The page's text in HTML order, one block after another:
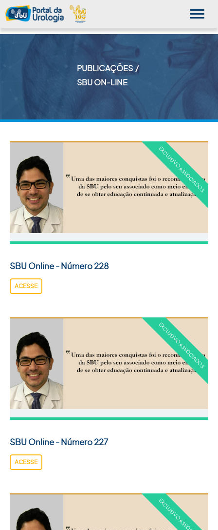
PUBLICAÇÕES
SBU NO CONSULTÓRIO
EDUCAÇÃO CONTINUADA
ACADEMIA SBU
PUBLICAÇÕES
SBU ON-LINE
SBU Online - Número 228
ACESSE
SBU Online - Número 227
ACESSE